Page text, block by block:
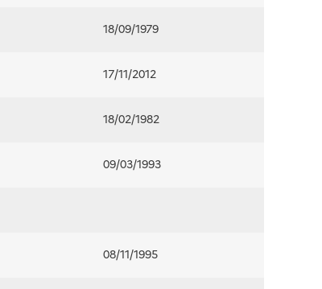
18/09/1979
17/11/2012
18/02/1982
09/03/1993
08/11/1995